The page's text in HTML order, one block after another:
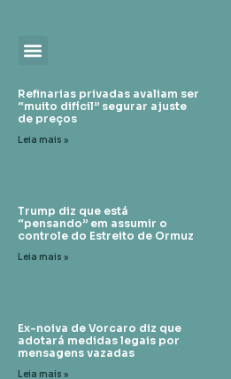
Refinarias privadas avaliam ser
“muito difícil” segurar ajuste
de preços
Leia mais »
Trump diz que está
“pensando” em assumir o
controle do Estreito de Ormuz
Leia mais »
Ex-noiva de Vorcaro diz que
adotará medidas legais por
mensagens vazadas
Leia mais »